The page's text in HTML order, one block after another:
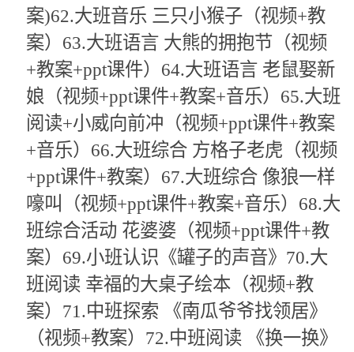
案)62.大班音乐 三只小猴子（视频+教
案）63.大班语言 大熊的拥抱节（视频
+教案+ppt课件）64.大班语言 老鼠娶新
娘（视频+ppt课件+教案+音乐）65.大班
阅读+小威向前冲（视频+ppt课件+教案
+音乐）66.大班综合 方格子老虎（视频
+ppt课件+教案）67.大班综合 像狼一样
嚎叫（视频+ppt课件+教案+音乐）68.大
班综合活动 花婆婆（视频+ppt课件+教
案）69.小班认识《罐子的声音》70.大
班阅读 幸福的大桌子绘本（视频+教
案）71.中班探索 《南瓜爷爷找领居》
（视频+教案）72.中班阅读 《换一换》